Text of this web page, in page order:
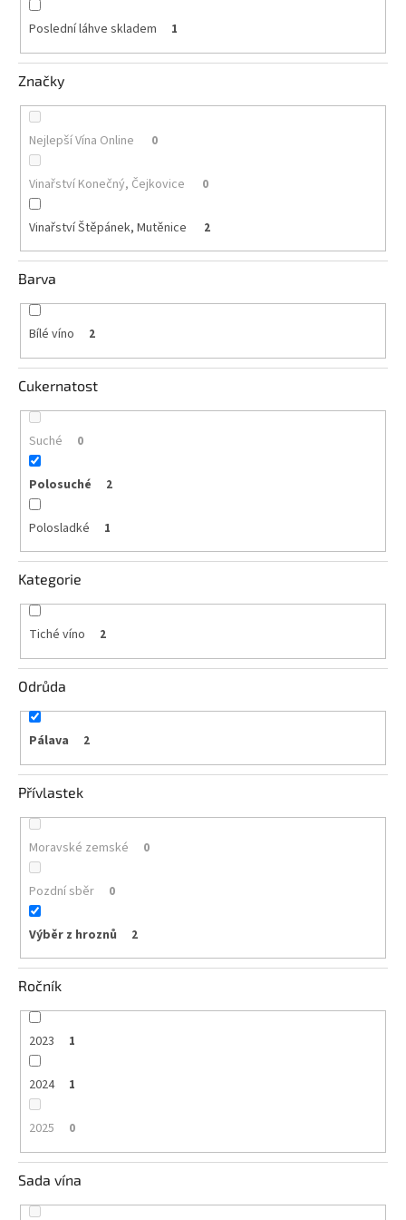
Akční
Poslední
skladem
Cuvée
vína
Vína
jakosti
Víno
podle
obsahu
cukru
Dárkové
vína
Delikatesy
vínu
Vývrtky
BiB
-
větší
objem
vína
Značky
Přihlášení
Poslední láhve skladem 1
Značky
Nejlepší Vína Online 0
Vinařství Konečný, Čejkovice 0
Vinařství Štěpánek, Mutěnice 2
Barva
Bílé víno 2
Cukernatost
Suché 0
Polosuché 2
Polosladké 1
Kategorie
Tiché víno 2
Odrůda
Pálava 2
Přívlastek
Moravské zemské 0
Pozdní sběr 0
Výběr z hroznů 2
Ročník
2023 1
2024 1
2025 0
Sada vína